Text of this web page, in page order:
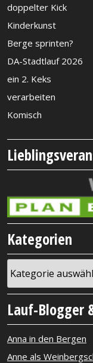
doppelter Kick
Kinderkunst
Berge sprinten?
DA-Stadtlauf 2026
ein 2. Keks
verarbeiten
Komisch
Kategorien
Lauf-Blogger
Anna in den Bergen
Anne als